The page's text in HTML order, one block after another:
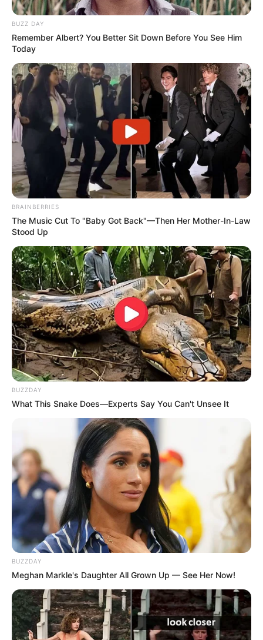
Γυαλιά ηλίου – Ο πιο ήπιος, κοινωνικά αποδεκτός
τρόπος να απορρυθμίσεις τον εγκέφαλό σου… ΜΗΝ ΤΟ
ΚΆΝΕΙΣ!!! Το φως του ήλιου είναι ρυθμιστής ζωής. Μην
το φοβάσαι, μην το μπλοκάρεις χωρίς λόγο. Αντί να
αποκόβεσαι από το φυσικό ρυθμό του κόσμου,
συντονίσου. Άσε τον ήλιο να “μιλήσει” στον εγκέφαλό
σου.
BUZZ DAY
Remember Albert? You Better Sit Down Before You See Him
Today
BRAINBERRIES
The Music Cut To "Baby Got Back"—Then Her Mother-In-Law
Stood Up
BUZZDAY
What This Snake Does—Experts Say You Can't Unsee It
BUZZDAY
Meghan Markle's Daughter All Grown Up — See Her Now!